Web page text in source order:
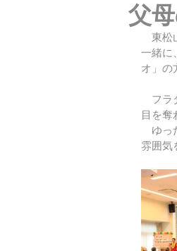
父
東松
一緒に
オ」の
フラ
目を奪
ゆっ
雰囲気